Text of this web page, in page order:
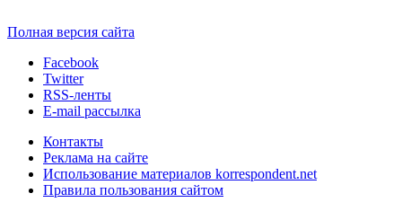
Полная версия сайта
Facebook
Twitter
RSS-ленты
E-mail рассылка
Контакты
Реклама на сайте
Использование материалов korrespondent.net
Правила пользования сайтом